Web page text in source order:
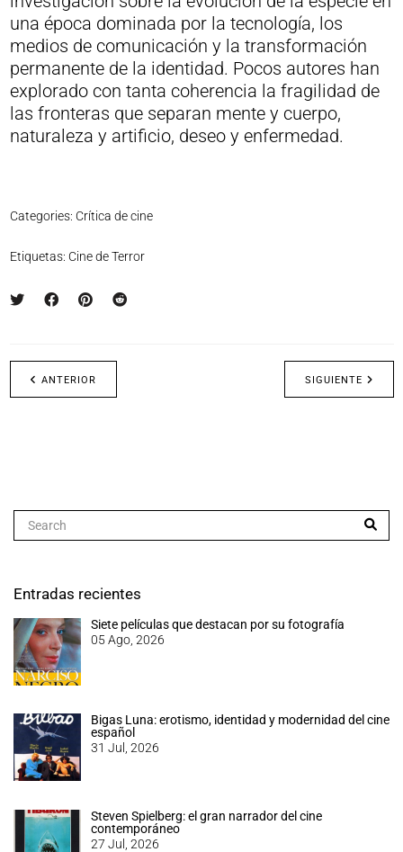
una época dominada por la tecnología, los
medios de comunicación y la transformación
permanente de la identidad. Pocos autores han
explorado con tanta coherencia la fragilidad de
las fronteras que separan mente y cuerpo,
naturaleza y artificio, deseo y enfermedad.
Categories: Crítica de cine
Etiquetas: Cine de Terror
SIGUIENTE
ANTERIOR
Entradas recientes
Siete películas que destacan por su fotografía
05 Ago, 2026
Bigas Luna: erotismo, identidad y modernidad del cine
español
31 Jul, 2026
Steven Spielberg: el gran narrador del cine
contemporáneo
27 Jul, 2026